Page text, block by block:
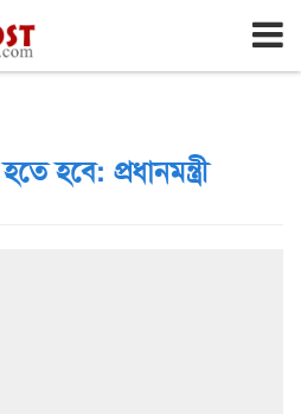
২৪শে শ্রাবণ ১৪৩৩
হবে: প্রধানমন্ত্রী